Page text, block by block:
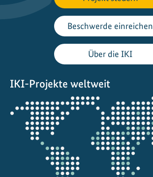
e
c
b
r
i
s
a
u
b
e
r
Beschwerde einreichen
Über die IKI
IKI-Projekte weltweit
Öffnet
die
Projektkarte